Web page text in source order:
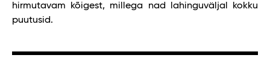
hirmutavam kõigest, millega nad lahinguväljal kokku
puutusid.